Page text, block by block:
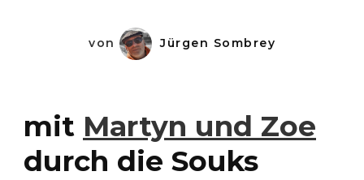
von Jürgen Sombrey
mit Martyn und Zoe
durch die Souks